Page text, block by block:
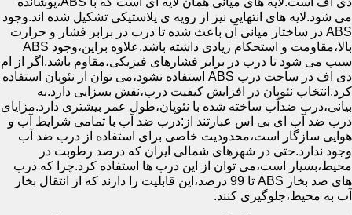
می شود.لایه های انتهایی نیز از رویه ی پلاستیکی تشکیل شده اند.وجود
ABS در ساختار میانی آن باعث شده تا درب در برابر فشار و حرارت
بالا،مقاومت و استحکام زیادی داشته باشد.علاوه براین،وجود ABS
سبب می شود تا درب در برابر فشارهای فیزیکی،مقاوم باشد.اگر از ام
دی اف در ساخت درب ABS استفاده نشود،می توان از نئوپان استفاده
کرد.انتخاب نئوپان در افزایش کیفیت درب،نقش بسزایی دارد.به
بیانی،درب ضدآب ساخته شده با نئوپان،طول عمر بیشتری دارد.مزایای
درب ضد آب ای بی اس عبارتند از:درب ضد آب با تمامی شرایط آب و
هوایی سازگار است،محدودیت خاصی برای استفاده از درب ضد آب
وجود ندارد.حتی در شهرهای شمالی ایران که درصد رطوبت در
محیط،بسیار است،می توان از این درب ها استفاده کرد.چرا که درب
های ضد بخار ABS تا 99 درصد،این قابلیت را دارند که از انتقال بخار
آب به محیط،جلوگیری کنند.